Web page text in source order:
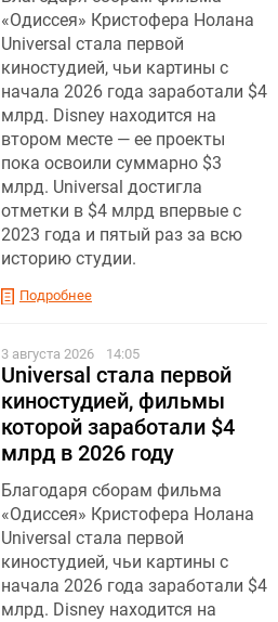
«Одиссея» Кристофера Нолана
Universal стала первой
киностудией, чьи картины с
начала 2026 года заработали $4
млрд. Disney находится на
втором месте — ее проекты
пока освоили суммарно $3
млрд. Universal достигла
отметки в $4 млрд впервые с
2023 года и пятый раз за всю
историю студии.
Подробнее
3 августа 2026 14:05
Universal стала первой
киностудией, фильмы
которой заработали $4
млрд в 2026 году
Благодаря сборам фильма
«Одиссея» Кристофера Нолана
Universal стала первой
киностудией, чьи картины с
начала 2026 года заработали $4
млрд. Disney находится на